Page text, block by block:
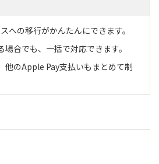
への移行がかんたんにできます。
合でも、一括で対応できます。
他のApple Pay支払いもまとめて制